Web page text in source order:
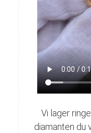
Vi lager
diamanten du